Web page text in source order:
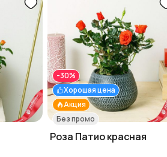
Акция
Хорошая цена
-30%
Без промо
Роза Патио красная